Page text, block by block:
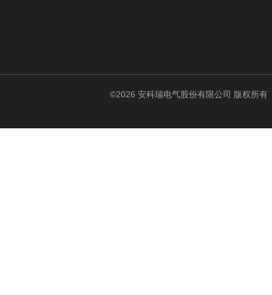
©2026 安科瑞电气股份有限公司 版权所